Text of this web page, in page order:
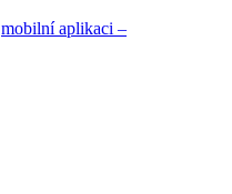
mobilní aplikaci –